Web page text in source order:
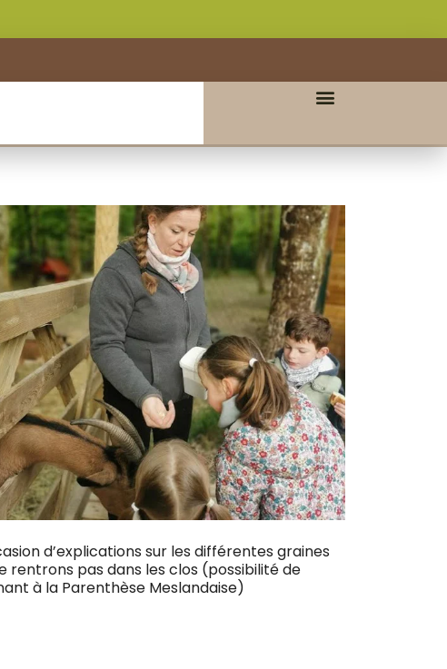
Office 365 Outlook Live
d’explications sur les différentes graines
rentrons pas dans les clos (possibilité de
à la Parenthèse Meslandaise)